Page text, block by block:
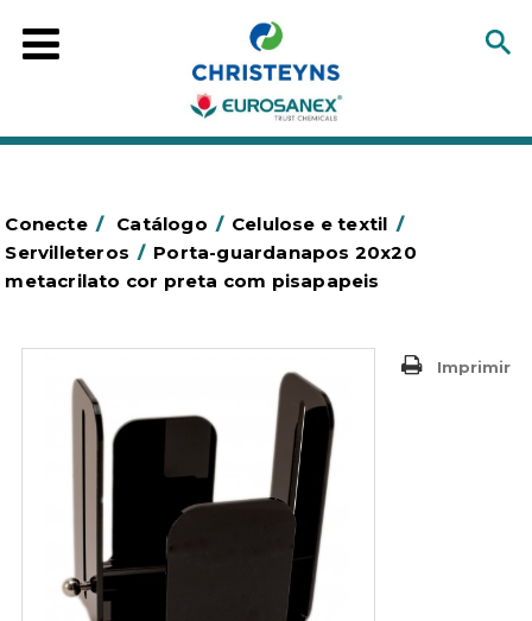
Conecte / Catálogo / Celulose e textil /
Servilleteros / Porta-guardanapos 20x20
metacrilato cor preta com pisapapeis
Imprimir